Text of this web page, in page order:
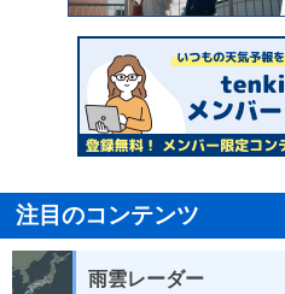
注目のコンテンツ
雨雲レーダー